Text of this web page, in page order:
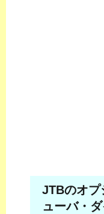
JTBのオプ
ューバ・